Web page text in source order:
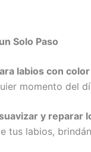
Solo Paso
labios con color
momento del
suavizar y reparar
tus labios,